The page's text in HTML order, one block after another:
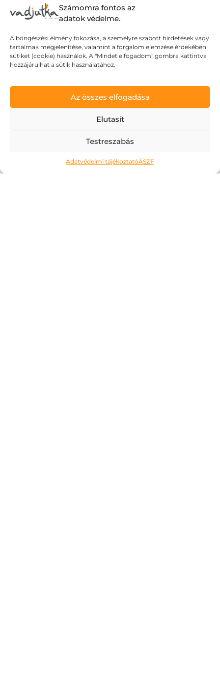
Számomra fontos az
adatok védelme.
A böngészési élmény fokozása, a személyre szabott hirdetések vagy
tartalmak megjelenítése, valamint a forgalom elemzése érdekében
sütiket (cookie) használok. A "Mindet elfogadom" gombra kattintva
hozzájárulhat a sütik használatához.
Az összes elfogadása
Elutasít
Testreszabás
Adatvédelmi tájékoztatóÁSZF